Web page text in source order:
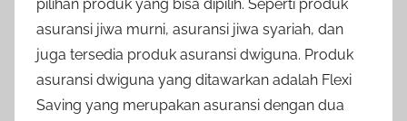
pilihan produk yang bisa dipilih. Seperti produk
asuransi jiwa murni, asuransi jiwa syariah, dan
juga tersedia produk asuransi dwiguna. Produk
asuransi dwiguna yang ditawarkan adalah Flexi
Saving yang merupakan asuransi dengan dua